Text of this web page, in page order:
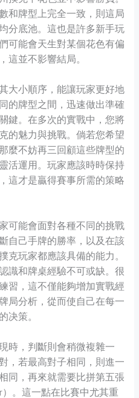
和牌型上完全一致，則這局
分底池。這也是許多新手玩
可能會天生對某個花色有偏
這並不影響結局。
大小順序，能讓玩家更好地
的牌型之間，迅速做出準確
鍵。在多次的實戰中，您將
的魅力與挑戰。倘若您希望
麼不妨再三回顧這些牌型的
活運用。玩家應該時時保持
這才是贏得賽事所需的策略
可能會面對各種不同的挑戰
自己手牌的勝率，以及在該
克玩家都應該具備的能力。
識和牌桌經驗不可或缺。很
習，這不僅能夠增加實戰經
局分析，從而使自己在每一
决策。
時，判斷則會稍微複雜一
，若最高對子相同，則進一
同，再來就需要比拼第五張
。這一點在比賽中尤其重